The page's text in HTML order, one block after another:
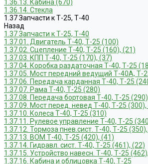
1.36.13. Кабина (670)
1.36.14. Стекла
1.37 Запчасти к Т-25, Т-40
Назад
1.37 Запчасти к Т-25, Т-40
1.37.01. Двигатель Т-40, Т-25 (100)
1.37.02. Сцепление Т-40, Т-25 (160), (21)
1.37.03. КПП Т-40, Т-25 (170), (37)
1.37.04. Коробка раздаточная Т-40, Т-25
1.37.05. Мост передний ведущий Т-40А, Т-
1.37.06. Передача карданная Т-40, Т-25
1.37.07. Рама Т-40, Т-25 (280)
1.37.08. Передача бортовая Т-40, Т-25
1.37.09. Мост перед. невед Т-40, Т-25 (300),
1.37.10. Колеса Т-40, Т-25 (310)
1.37.11. Рулевое управление Т-40, Т-25
1.37.12. Тормоза пнев.сист. Т-40, Т-25
1.37.13. ВОМ Т-40, Т-25 (420), (41)
1.37.14. Гидравл. сист. Т-40, Т-25 (461), (22)
1.37.15. Устройство навесн. Т-40, Т-25
1.37.16. Кабина и облицовка Т-40, Т-25